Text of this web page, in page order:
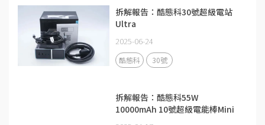
拆解報告：酷態科30號超級電站
Ultra
2025-06-24
酷態科 30號
拆解報告：酷態科55W
10000mAh 10號超級電能棒Mini